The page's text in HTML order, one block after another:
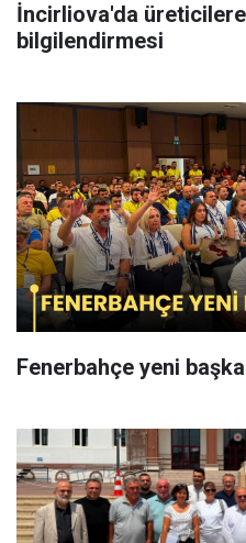
İncirliova'da
bilgilendirmesi
Fenerbahçe yeni